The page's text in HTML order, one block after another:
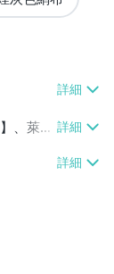
、萊爾
貨運